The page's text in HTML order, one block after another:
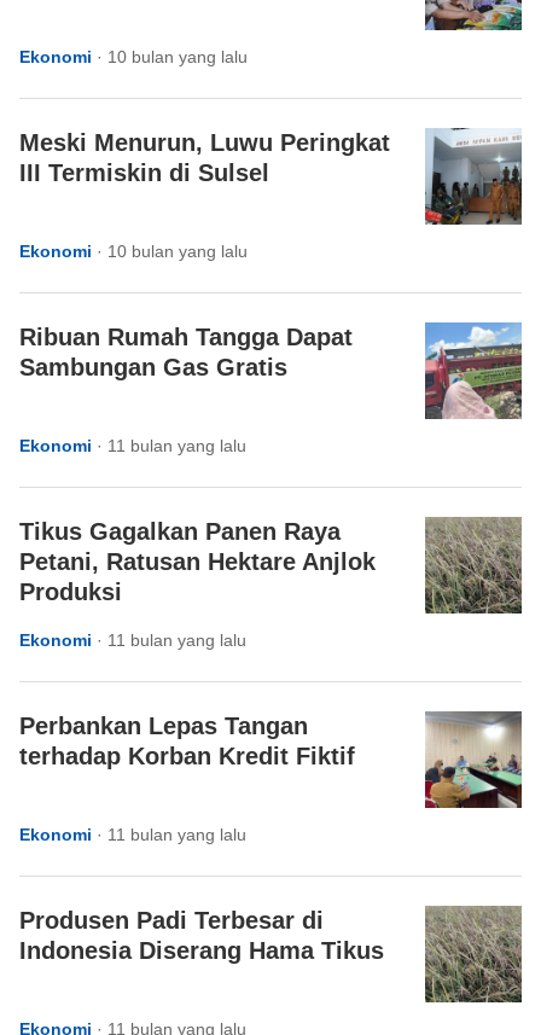
Ekonomi · 10 bulan yang lalu
Meski Menurun, Luwu Peringkat
III Termiskin di Sulsel
Ekonomi · 10 bulan yang lalu
Ribuan Rumah Tangga Dapat
Sambungan Gas Gratis
Ekonomi · 11 bulan yang lalu
Tikus Gagalkan Panen Raya
Petani, Ratusan Hektare Anjlok
Produksi
Ekonomi · 11 bulan yang lalu
Perbankan Lepas Tangan
terhadap Korban Kredit Fiktif
Ekonomi · 11 bulan yang lalu
Produsen Padi Terbesar di
Indonesia Diserang Hama Tikus
Ekonomi · 11 bulan yang lalu